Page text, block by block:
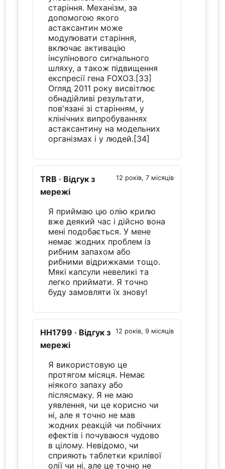
старіння. Механізм, за
допомогою якого
астаксантин може
модулювати старіння,
включає активацію
інсулінового сигнального
шляху, а також підвищення
експресії гена FOXO3.[33]
Огляд 2011 року висвітлює
обнадійливі результати,
пов'язані зі старінням, у
клінічних випробуваннях
астаксантину на модельних
організмах і у людей.[34]
12 років, 7 місяців
TRB · Відгук з
мережі
Я приймаю цю олію крилю
вже деякий час і дійсно вона
мені подобається. У мене
немає жодних проблем із
рибним запахом або
рибними відрижками тощо.
Мякі капсули невеликі та
легко приймати. Я точно
буду замовляти їх знову!
12 років, 9 місяців
HH1799 · Відгук з
мережі
Я використовую це
протягом місяця. Немає
ніякого запаху або
післясмаку. Я не маю
уявлення, чи це корисно чи
ні, але я точно не мав
жодних реакцій чи побічних
ефектів і почуваюся чудово
в цілому. Невідомо, чи
сприяють таблетки крилівої
олії чи ні, але це точно не